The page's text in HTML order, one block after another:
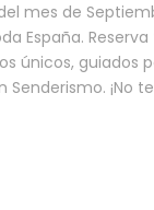
mes de
España.
únicos, guiados
¡No